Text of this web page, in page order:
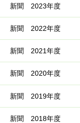
新聞 2023年度
新聞 2022年度
新聞 2021年度
新聞 2020年度
新聞 2019年度
新聞 2018年度